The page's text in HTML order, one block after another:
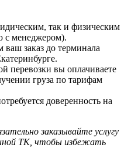
так и физическим
с менеджером).
ваш заказ до терминала
перевозки вы оплачиваете
груза по тарифам
доверенность на
заказывайте услугу
ТК, чтобы избежать